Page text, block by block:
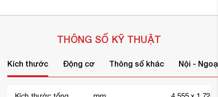
THÔNG SỐ KỸ THUẬT
Kích thước Động cơ Thông số khác Nội -